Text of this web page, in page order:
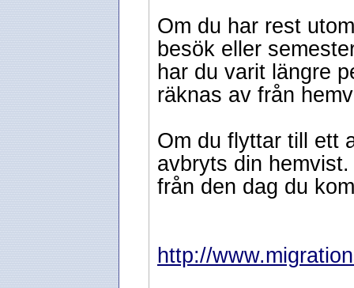
Om du har rest
besök eller
har du varit längre
räknas av från
Om du flyttar till ett
avbryts din
från den dag du
http://